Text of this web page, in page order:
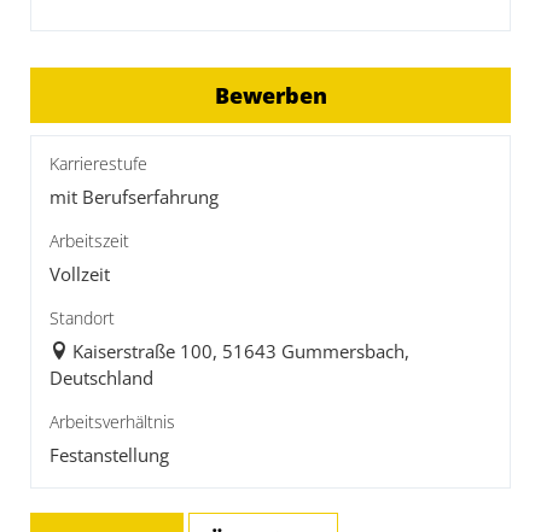
Bewerben
Karrierestufe
mit Berufserfahrung
Arbeitszeit
Vollzeit
Standort
Kaiserstraße 100, 51643 Gummersbach,
Deutschland
Arbeitsverhältnis
Festanstellung